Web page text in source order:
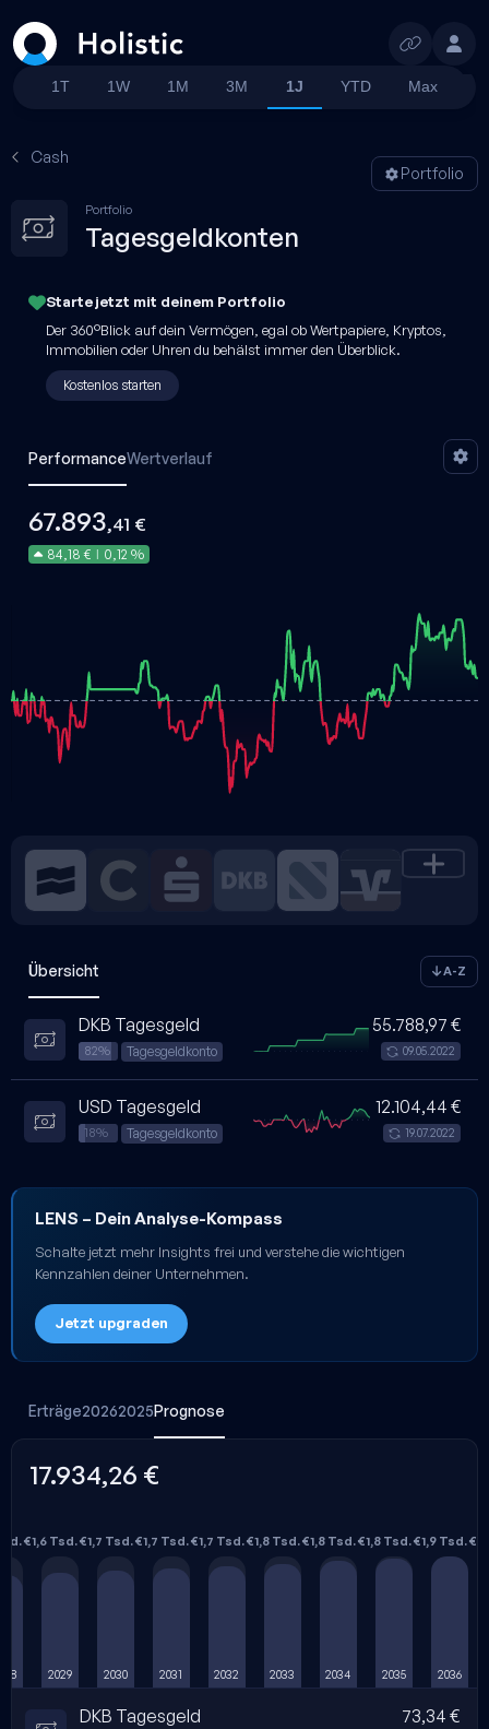
Suchen
1T 1W 1M 3M 1J YTD Max
Cash
Portfolio
Portfolio
Tagesgeldkonten
Starte jetzt mit deinem Portfolio
Der 360°Blick auf dein Vermögen, egal ob Wertpapiere, Kryptos,
Immobilien oder Uhren du behälst immer den Überblick.
Kostenlos starten
PerformanceWertverlauf
67.893,41 €
84,18 € 0,12 %
Übersicht A-Z
DKB Tagesgeld 55.788,97 €
82% Tagesgeldkonto 09.05.2022
USD Tagesgeld 12.104,44 €
18% Tagesgeldkonto 19.07.2022
LENS – Dein Analyse-Kompass
Schalte jetzt mehr Insights frei und verstehe die wichtigen
Kennzahlen deiner Unternehmen.
Jetzt upgraden
Erträge20262025Prognose
17.934,26 €
€1,6 Tsd. €
2029
1,7 Tsd. €
2030
1,7 Tsd. €
2031
1,7 Tsd. €
2032
1,8 Tsd. €
2033
1,8 Tsd. €
2034
1,8 Tsd. €
2035
1,9 Tsd. €
2036
DKB Tagesgeld 73,34 €